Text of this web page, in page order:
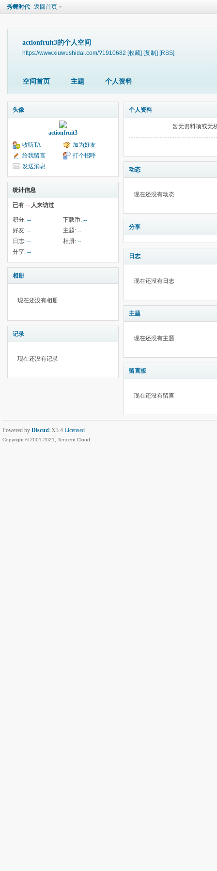
秀舞时代 返回首页
actionfruit3的个人空间
https://www.xiuwushidai.com/?1910682 [收藏] [复制] [RSS]
空间首页 主题 个人资料
头像
actionfruit3
收听TA
加为好友
给我留言
打个招呼
发送消息
统计信息
已有 -- 人来访过
积分: -- 下载币: --
好友: -- 主题: --
日志: -- 相册: --
分享: --
相册
现在还没有相册
记录
现在还没有记录
个人资料
暂无资料项或无
动态
现在还没有动态
分享
日志
现在还没有日志
主题
现在还没有主题
留言板
现在还没有留言
Powered by Discuz! X3.4 Licensed
Copyright © 2001-2021, Tencent Cloud.